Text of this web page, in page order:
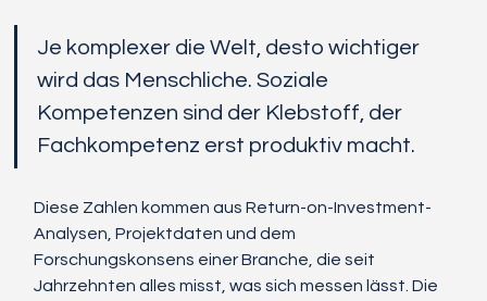
Je komplexer die Welt, desto wichtiger
wird das Menschliche. Soziale
Kompetenzen sind der Klebstoff, der
Fachkompetenz erst produktiv macht.
Diese Zahlen kommen aus Return-on-Investment-
Analysen, Projektdaten und dem
Forschungskonsens einer Branche, die seit
Jahrzehnten alles misst, was sich messen lässt. Die